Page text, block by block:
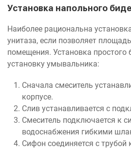
Установка напольного биде
Наиболее рациональна
унитаза, если позволяет площадь
помещения. Установка простого
установку умывальника:
Сначала смеситель
корпусе.
Слив устанавливается с
Смеситель подключается к
водоснабжения гибкими
Сифон соединяется с